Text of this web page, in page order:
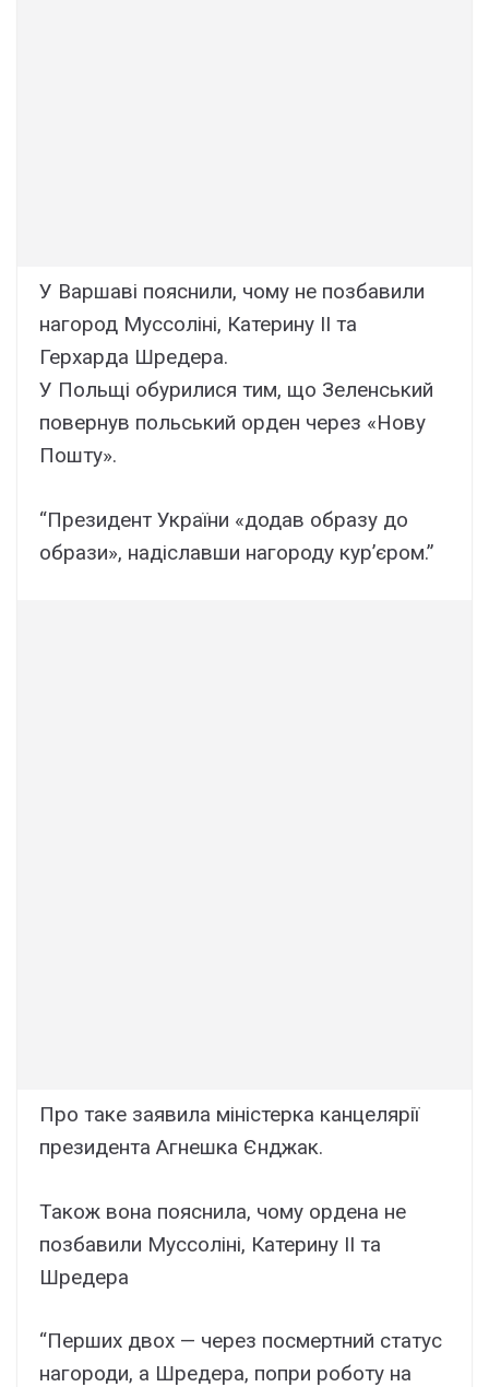
У Варшаві пояснили, чому не позбавили
нагород Муссоліні, Катерину II та
Герхарда Шредера.
У Польщі обурилися тим, що Зеленський
повернув польський орден через «Нову
Пошту».
“Президент України «додав образу до
образи», надіславши нагороду кур’єром.”
Про таке заявила міністерка канцелярії
президента Агнешка Єнджак.
Також вона пояснила, чому ордена не
позбавили Муссоліні, Катерину II та
Шредера
“Перших двох — через посмертний статус
нагороди, а Шредера, попри роботу на